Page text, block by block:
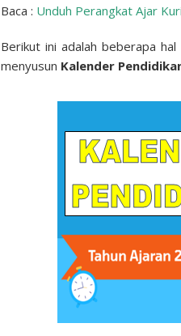
Baca : Unduh Perangkat Ajar
Berikut ini adalah beberapa
menyusun Kalender